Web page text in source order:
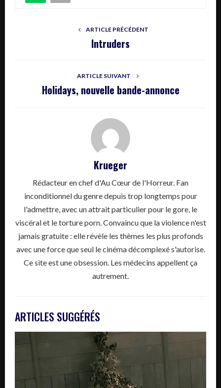
ARTICLE PRÉCÉDENT
Intruders
ARTICLE SUIVANT
Holidays, nouvelle bande-annonce
Krueger
Rédacteur en chef d'Au Cœur de l'Horreur. Fan
inconditionnel du genre depuis trop longtemps pour
l'admettre, avec un attrait particulier pour le gore, le
viscéral et le torture porn. Convaincu que la violence n'est
jamais gratuite : elle révèle les thèmes les plus profonds
avec une force que seul le cinéma décomplexé s'autorise.
Ce site est une obsession. Les médecins appellent ça
autrement.
ARTICLES SUGGÉRÉS